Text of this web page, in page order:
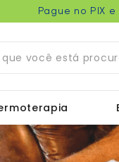
Pague no PIX
você está